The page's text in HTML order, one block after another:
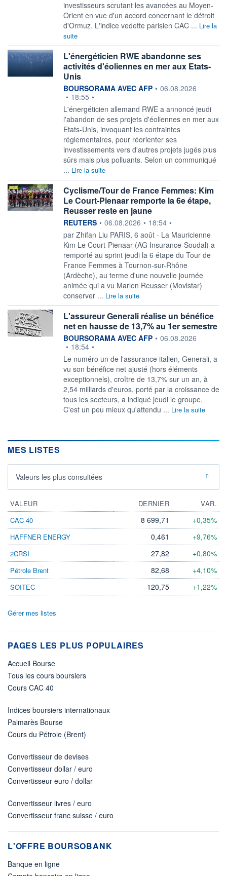
investisseurs scrutant les avancées au Moyen-
Orient en vue d'un accord concernant le détroit
d'Ormuz. L'indice vedette parisien CAC ... Lire la
suite
L'énergéticien RWE abandonne ses
activités d'éoliennes en mer aux Etats-
Unis
information fournie par
BOURSORAMA AVEC AFP • 06.08.2026
• 18:55 •
L'énergéticien allemand RWE a annoncé jeudi
l'abandon de ses projets d'éoliennes en mer aux
Etats-Unis, invoquant les contraintes
réglementaires, pour réorienter ses
investissements vers d'autres projets jugés plus
sûrs mais plus polluants. Selon un communiqué
... Lire la suite
Cyclisme/Tour de France Femmes: Kim
Le Court-Pienaar remporte la 6e étape,
Reusser reste en jaune
information fournie par
REUTERS • 06.08.2026 • 18:54 •
par Zhifan Liu PARIS, 6 août - La Mauricienne
Kim Le Court-Pienaar (AG ‌Insurance-Soudal) a
remporté au sprint jeudi la 6 étape du Tour de
France Femmes à Tournon-sur-Rhône
(Ardèche), au ​terme d'une nouvelle journée
animée qui a vu Marlen Reusser (Movistar)
conserver ... Lire la suite
L'assureur Generali réalise un bénéfice
net en hausse de 13,7% au 1er semestre
information fournie par
BOURSORAMA AVEC AFP • 06.08.2026
• 18:54 •
Le numéro un de l'assurance italien, Generali, a
vu son bénéfice net ajusté (hors éléments
exceptionnels), croître de 13,7% sur un an, à
2,54 milliards d'euros, porté par la croissance de
tous les secteurs, a indiqué jeudi le groupe.
C'est un peu mieux qu'attendu ... Lire la suite
MES LISTES
Valeurs les plus consultées
VALEUR DERNIER
VAR.
CAC 40
8 699,71 +0,35%
HAFFNER ENERGY 0,461 +9,76%
2CRSI 27,82 +0,80%
Pétrole Brent 82,68 +4,10%
SOITEC 120,75 +1,22%
Gérer mes listes
PAGES LES PLUS POPULAIRES
Accueil Bourse
Tous les cours boursiers
Cours CAC 40
Indices boursiers internationaux
Palmarès Bourse
Cours du Pétrole (Brent)
Convertisseur de devises
Convertisseur dollar / euro
Convertisseur euro / dollar
Convertisseur livres / euro
Convertisseur franc suisse / euro
L'OFFRE BOURSOBANK
Banque en ligne